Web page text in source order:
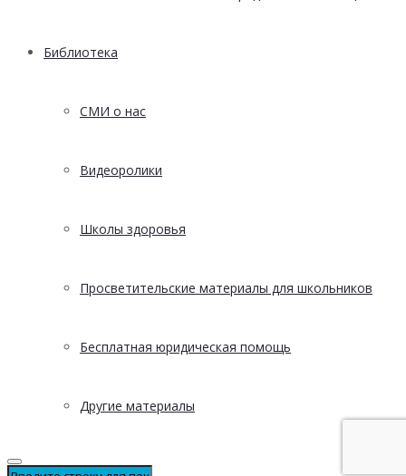
Библиотека
СМИ о нас
Видеоролики
Школы здоровья
Просветительские материалы для школьников
Бесплатная юридическая помощь
Другие материалы